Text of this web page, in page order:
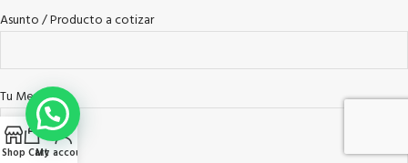
Asunto / Producto a cotizar
Tu Mensaje
Shop Cart
My account